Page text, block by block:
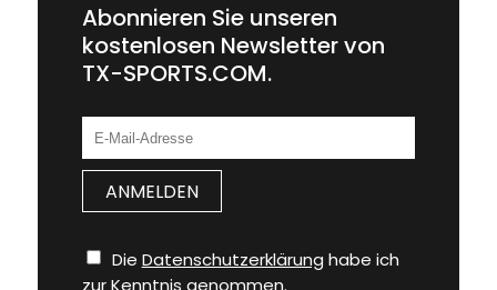
Abonnieren Sie unseren
kostenlosen Newsletter von
TX-SPORTS.COM.
Die Datenschutzerklärung habe ich